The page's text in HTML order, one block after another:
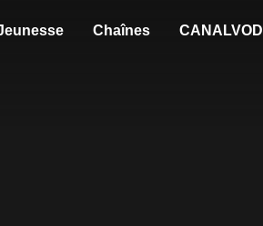
Chaînes CANALVOD